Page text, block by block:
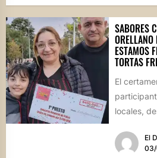
SABORES
ESTAMOS
TORTAS
El
locales,
El